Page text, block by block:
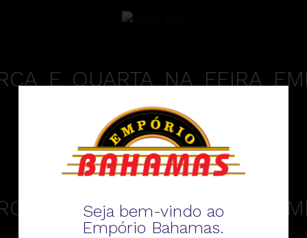
Seja bem-vindo ao
Empório Bahamas.